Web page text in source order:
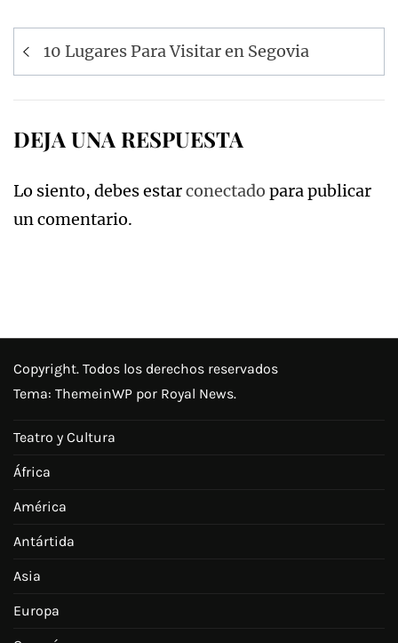
Navegación
de
10 Lugares Para Visitar en Segovia
DEJA UNA RESPUESTA
Lo siento, debes estarconectado para publicar
un comentario.
Copyright. Todos los derechos reservados
Tema: ThemeinWP por Royal News.
Teatro y Cultura
África
América
Antártida
Asia
Europa